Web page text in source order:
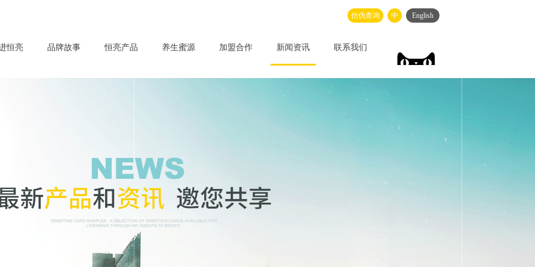
仿伪查询 中 English
恒亮 品牌故事 恒亮产品 养生蜜源 加盟合作 新闻资讯 联系我们